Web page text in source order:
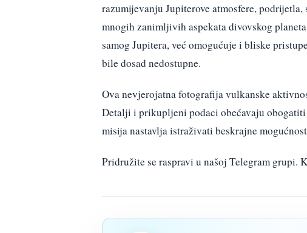
razumijevanju Jupiterove atmosfere,
mnogih zanimljivih aspekata divovskog
samog Jupitera, već omogućuje i bliske
bile dosad nedostupne.
Ova nevjerojatna fotografija vulkanske
Detalji i prikupljeni podaci obećavaju obogatiti
misija nastavlja istraživati beskrajne
Pridružite se raspravi u našoj Telegram grupi.